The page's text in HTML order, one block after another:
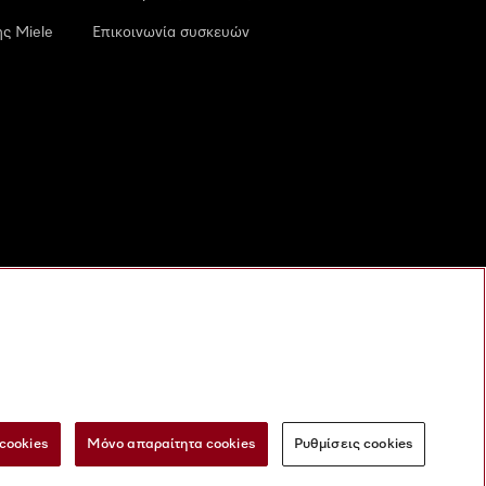
Miele Επικοινωνία συσκευών
ψηφιακές υπηρεσίες Φόρμα Υπαναχώρησης
Μόνο απαραίτητα cookies Ρυθμίσεις cookies